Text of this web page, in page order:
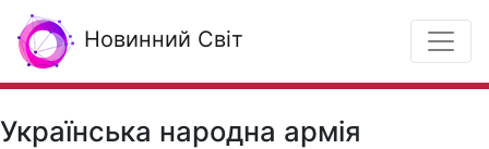
Новинний Світ
Українська народна армія